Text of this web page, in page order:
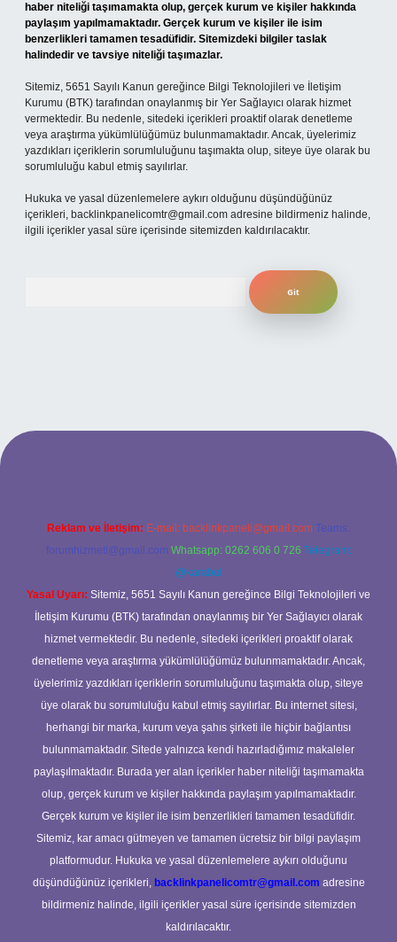
haber niteliği taşımamakta olup, gerçek kurum ve kişiler hakkında
paylaşım yapılmamaktadır. Gerçek kurum ve kişiler ile isim
benzerlikleri tamamen tesadüfidir. Sitemizdeki bilgiler taslak
halindedir ve tavsiye niteliği taşımazlar.
Sitemiz, 5651 Sayılı Kanun gereğince Bilgi Teknolojileri ve İletişim
Kurumu (BTK) tarafından onaylanmış bir Yer Sağlayıcı olarak hizmet
vermektedir. Bu nedenle, sitedeki içerikleri proaktif olarak denetleme
veya araştırma yükümlülüğümüz bulunmamaktadır. Ancak, üyelerimiz
yazdıkları içeriklerin sorumluluğunu taşımakta olup, siteye üye olarak bu
sorumluluğu kabul etmiş sayılırlar.
Hukuka ve yasal düzenlemelere aykırı olduğunu düşündüğünüz
içerikleri, backlinkpanelicomtr@gmail.com adresine bildirmeniz halinde,
ilgili içerikler yasal süre içerisinde sitemizden kaldırılacaktır.
giriş
Reklam ve İletişim: E-mail: backlinkpaneli@gmail.com Teams:
forumhizmeti@gmail.com Whatsapp: 0262 606 0 726 Telegram:
@karabul
Yasal Uyarı: Sitemiz, 5651 Sayılı Kanun gereğince Bilgi Teknolojileri ve
İletişim Kurumu (BTK) tarafından onaylanmış bir Yer Sağlayıcı olarak
hizmet vermektedir. Bu nedenle, sitedeki içerikleri proaktif olarak
denetleme veya araştırma yükümlülüğümüz bulunmamaktadır. Ancak,
üyelerimiz yazdıkları içeriklerin sorumluluğunu taşımakta olup, siteye
üye olarak bu sorumluluğu kabul etmiş sayılırlar. Bu internet sitesi,
herhangi bir marka, kurum veya şahıs şirketi ile hiçbir bağlantısı
bulunmamaktadır. Sitede yalnızca kendi hazırladığımız makaleler
paylaşılmaktadır. Burada yer alan içerikler haber niteliği taşımamakta
olup, gerçek kurum ve kişiler hakkında paylaşım yapılmamaktadır.
Gerçek kurum ve kişiler ile isim benzerlikleri tamamen tesadüfidir.
Sitemiz, kar amacı gütmeyen ve tamamen ücretsiz bir bilgi paylaşım
platformudur. Hukuka ve yasal düzenlemelere aykırı olduğunu
düşündüğünüz içerikleri, backlinkpanelicomtr@gmail.com adresine
bildirmeniz halinde, ilgili içerikler yasal süre içerisinde sitemizden
kaldırılacaktır.